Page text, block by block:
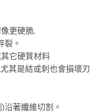
更硬脆.
裂。
它硬質材料
其是結或刺也會損壞刃
沿著纖維切割。